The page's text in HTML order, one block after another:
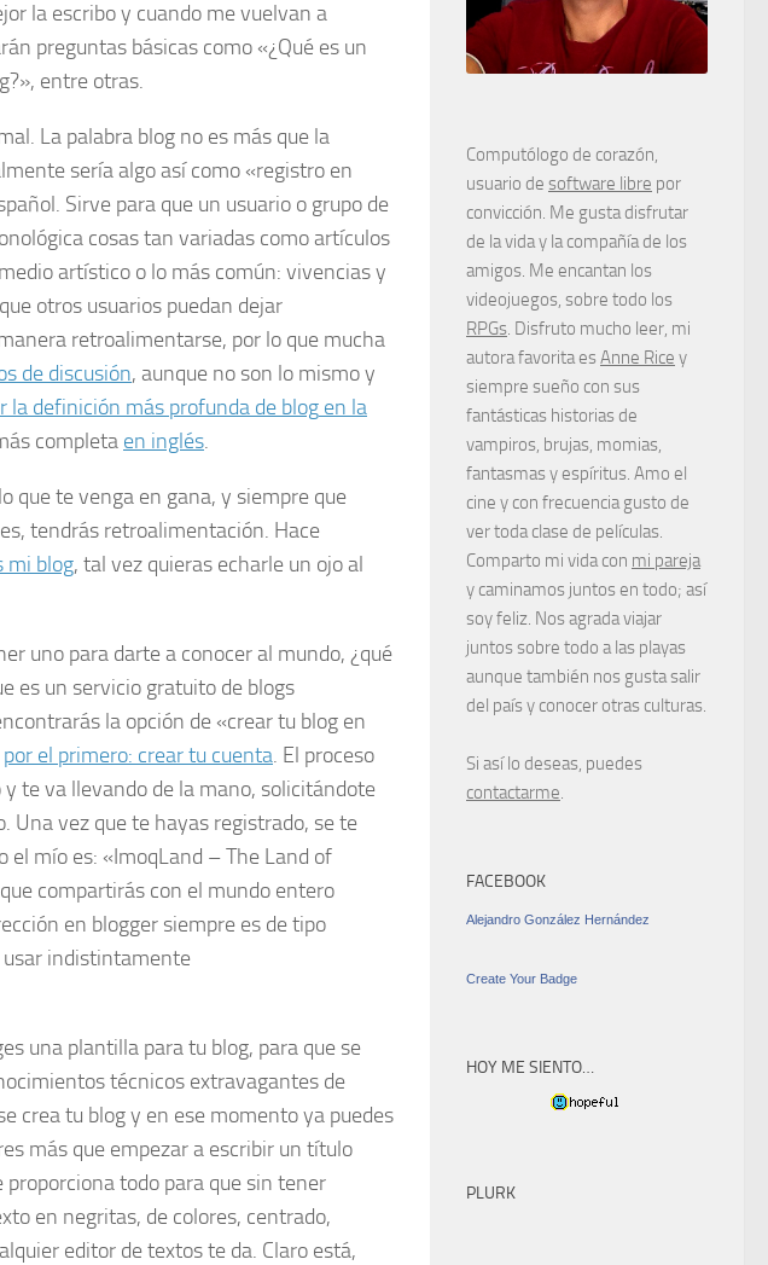
la escribo y cuando me vuelvan a
preguntas básicas como «¿Qué es un
entre otras.
. La palabra blog no es más que la
sería algo así como «registro en
Sirve para que un usuario o grupo de
cosas tan variadas como artículos
artístico o lo más común: vivencias y
otros usuarios puedan dejar
retroalimentarse, por lo que mucha
de discusión, aunque no son lo mismo y
la definición más profunda de blog en la
completa en inglés.
que te venga en gana, y siempre que
tendrás retroalimentación. Hace
mi blog, tal vez quieras echarle un ojo al
uno para darte a conocer al mundo, ¿qué
es un servicio gratuito de blogs
la opción de «crear tu blog en
por el primero: crear tu cuenta. El proceso
te va llevando de la mano, solicitándote
Una vez que te hayas registrado, se te
el mío es: «ImoqLand – The Land of
compartirás con el mundo entero
en blogger siempre es de tipo
usar indistintamente
una plantilla para tu blog, para que se
técnicos extravagantes de
crea tu blog y en ese momento ya puedes
más que empezar a escribir un título
proporciona todo para que sin tener
en negritas, de colores, centrado,
editor de textos te da. Claro está,
Computólogo de corazón,
usuario de software libre por
convicción. Me gusta disfrutar
de la vida y la compañía de los
amigos. Me encantan los
videojuegos, sobre todo los
RPGs. Disfruto mucho leer, mi
autora favorita esAnne Rice y
siempre sueño con sus
fantásticas historias de
vampiros, brujas, momias,
fantasmas y espíritus. Amo el
cine y con frecuencia gusto de
ver toda clase de películas.
Comparto mi vida con mi pareja
y caminamos juntos en todo; así
soy feliz. Nos agrada viajar
juntos sobre todo a las playas
aunque también nos gusta salir
del país y conocer otras culturas.
Si así lo deseas, puedes
contactarme.
FACEBOOK
Alejandro González Hernández
Create Your Badge
HOY ME SIENTO…
PLURK